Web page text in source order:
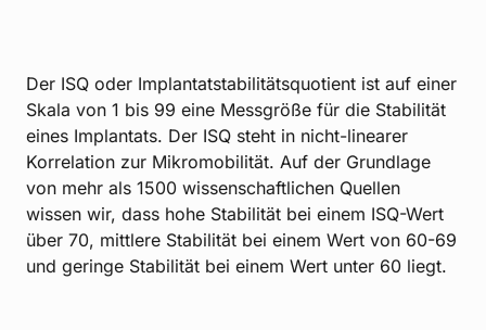
Der ISQ oder Implantatstabilitätsquotient ist auf einer
Skala von 1 bis 99 eine Messgröße für die Stabilität
eines Implantats. Der ISQ steht in nicht-linearer
Korrelation zur Mikromobilität. Auf der Grundlage
von mehr als 1500 wissenschaftlichen Quellen
wissen wir, dass hohe Stabilität bei einem ISQ-Wert
über 70, mittlere Stabilität bei einem Wert von 60-69
und geringe Stabilität bei einem Wert unter 60 liegt.